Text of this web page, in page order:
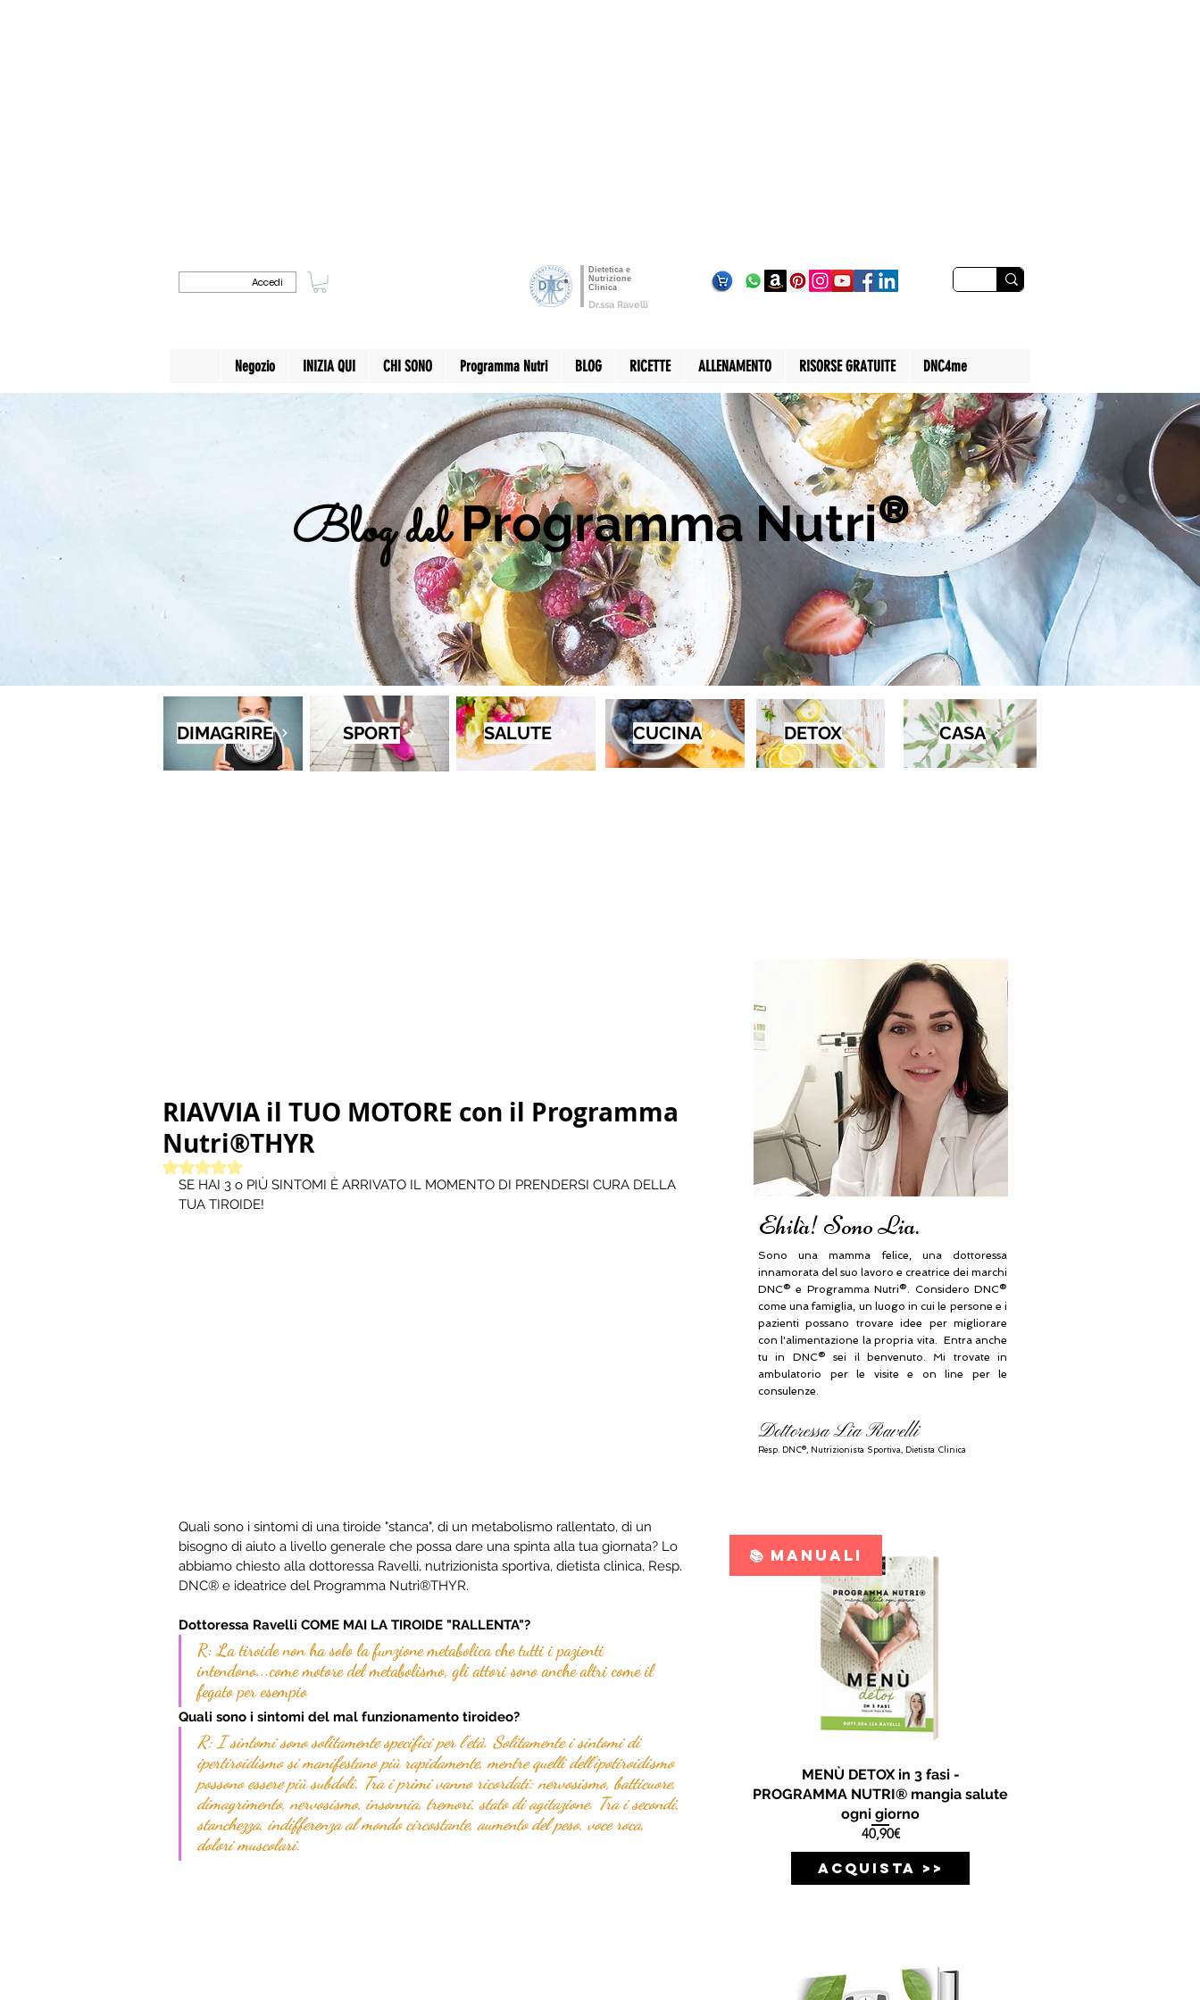
Accedi
Dietetica e
Nutrizione
Clinica
Dr.ssa Ravelli
Negozio INIZIA QUI CHI SONO Programma Nutri BLOG RICETTE ALLENAMENTO RISORSE GRATUITE DNC4me
Blog delProgramma Nutri®
DIMAGRIRE SPORT SALUTE CUCINA DETOX CASA
RIAVVIA il TUO MOTORE con il Programma
Nutri®THYR
Valutazione NaN stelle su 5.
SE HAI 3 o PIÙ SINTOMI È ARRIVATO IL MOMENTO DI PRENDERSI CURA DELLA
TUA TIROIDE!
Quali sono i sintomi di una tiroide "stanca", di un metabolismo rallentato, di un
bisogno di aiuto a livello generale che possa dare una spinta alla tua giornata? Lo
abbiamo chiesto alla dottoressa Ravelli, nutrizionista sportiva, dietista clinica, Resp.
DNC® e ideatrice del Programma Nutri®THYR.
Dottoressa Ravelli COME MAI LA TIROIDE "RALLENTA"?
R: La tiroide non ha solo la funzione metabolica che tutti i pazienti
intendono...come motore del metabolismo, gli attori sono anche altri come il
fegato per esempio
Quali sono i sintomi del mal funzionamento tiroideo?
R: I sintomi sono solitamente specifici per l'età. Solitamente i sintomi di
ipertiroidismo si manifestano più rapidamente, mentre quelli dell'ipotiroidismo
possono essere più subdoli. Tra i primi vanno ricordati: nervosismo, batticuore,
dimagrimento, nervosismo, insonnia, tremori, stato di agitazione. Tra i secondi,
stanchezza, indifferenza al mondo circostante, aumento del peso, voce roca,
dolori muscolari.
Ehilà! Sono Lia.
Sono una mamma felice, una dottoressa
innamorata del suo lavoro e creatrice dei marchi
DNC® e Programma Nutri®. Considero DNC®
come una famiglia, un luogo in cui le persone e i
pazienti possano trovare idee per migliorare
con l'alimentazione la propria vita. Entra anche
tu in DNC® sei il benvenuto. Mi trovate in
ambulatorio per le visite e on line per le
consulenze.
Dottoressa Lia Ravelli
Resp. DNC®, N utrizionista Sportiva, Dietista Clinica
📚 MANUALI
MENÙ DETOX in 3 fasi -
PROGRAMMA NUTRI® mangia salute
ogni giorno
40,90€Prezzo
ACQUISTA >>